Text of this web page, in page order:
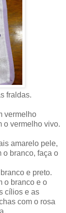
fraldas.
vermelho
o vermelho vivo.
amarelo pele,
o branco, faça o
e preto.
o branco e o
cílios e as
com o rosa